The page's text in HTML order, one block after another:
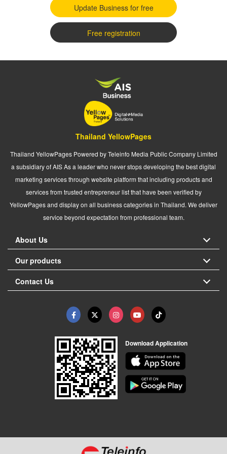
Update Business for free
Free registration
Thailand YellowPages
Thailand YellowPages Powered by Teleinfo Media Public Company Limited
a subsidiary of AIS As a leader who never stops developing the best digital
marketing services through website platform that including products and
services from trusted entrepreneur list that have been verified by
YellowPages and display on all business categories in Thailand. We deliver
service beyond expectation from professional team.
About Us
Our products
Contact Us
Download Application